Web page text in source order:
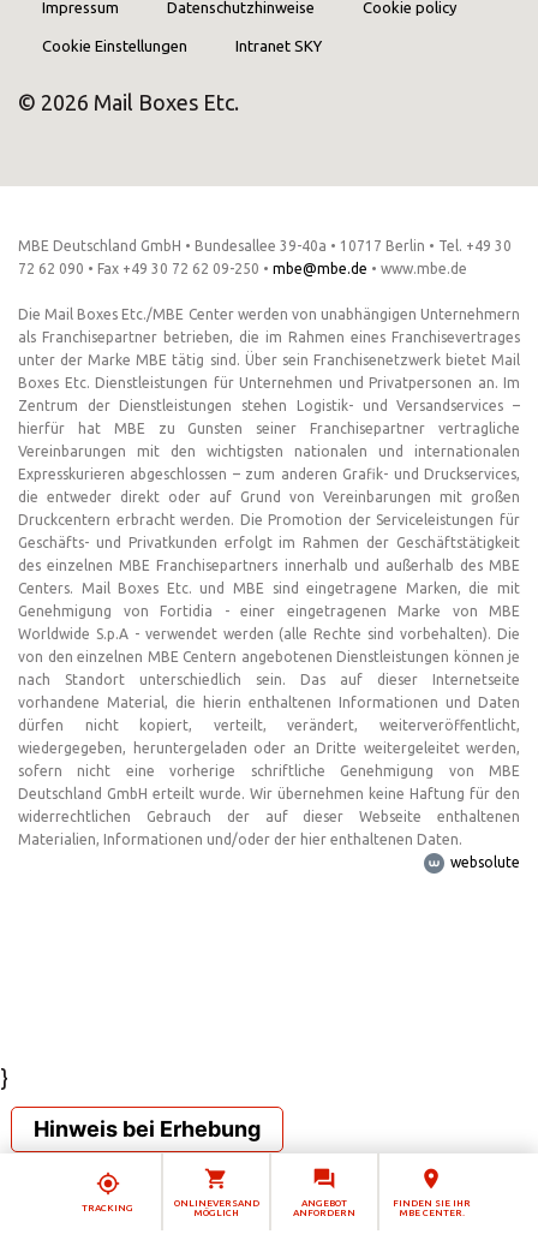
TRACKING
ONLINEVERSAND
MÖGLICH
ANGEBOT
ANFORDERN
FINDEN SIE IHR
MBE CENTER.
Impressum Datenschutzhinweise Cookie policy
Cookie Einstellungen Intranet SKY
© 2026 Mail Boxes Etc.
MBE Deutschland GmbH • Bundesallee 39-40a • 10717 Berlin • Tel. +49 30
72 62 090 • Fax +49 30 72 62 09-250 • mbe@mbe.de • www.mbe.de
Die Mail Boxes Etc./MBE Center werden von unabhängigen Unternehmern
als Franchisepartner betrieben, die im Rahmen eines Franchisevertrages
unter der Marke MBE tätig sind. Über sein Franchisenetzwerk bietet Mail
Boxes Etc. Dienstleistungen für Unternehmen und Privatpersonen an. Im
Zentrum der Dienstleistungen stehen Logistik- und Versandservices –
hierfür hat MBE zu Gunsten seiner Franchisepartner vertragliche
Vereinbarungen mit den wichtigsten nationalen und internationalen
Expresskurieren abgeschlossen – zum anderen Grafik- und Druckservices,
die entweder direkt oder auf Grund von Vereinbarungen mit großen
Druckcentern erbracht werden. Die Promotion der Serviceleistungen für
Geschäfts- und Privatkunden erfolgt im Rahmen der Geschäftstätigkeit
des einzelnen MBE Franchisepartners innerhalb und außerhalb des MBE
Centers. Mail Boxes Etc. und MBE sind eingetragene Marken, die mit
Genehmigung von Fortidia - einer eingetragenen Marke von MBE
Worldwide S.p.A - verwendet werden (alle Rechte sind vorbehalten). Die
von den einzelnen MBE Centern angebotenen Dienstleistungen können je
nach Standort unterschiedlich sein. Das auf dieser Internetseite
vorhandene Material, die hierin enthaltenen Informationen und Daten
dürfen nicht kopiert, verteilt, verändert, weiterveröffentlicht,
wiedergegeben, heruntergeladen oder an Dritte weitergeleitet werden,
sofern nicht eine vorherige schriftliche Genehmigung von MBE
Deutschland GmbH erteilt wurde. Wir übernehmen keine Haftung für den
widerrechtlichen Gebrauch der auf dieser Webseite enthaltenen
Materialien, Informationen und/oder der hier enthaltenen Daten.
websolute
}
Hinweis bei Erhebung